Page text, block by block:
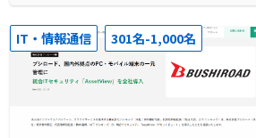
IT・情報通信 301名-1,000名